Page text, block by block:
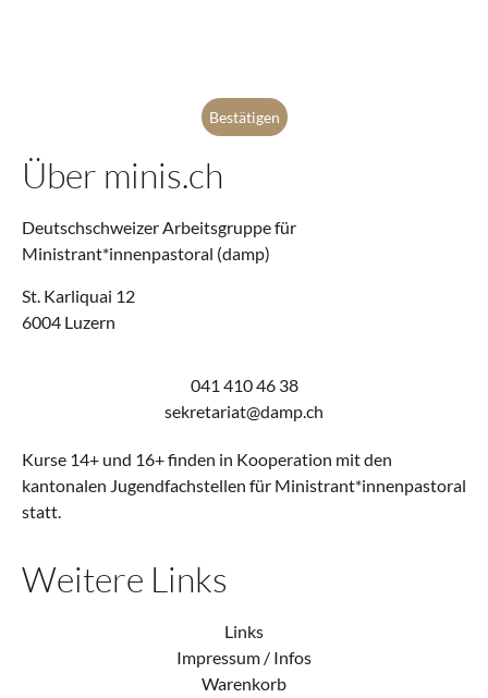
Über minis.ch
Deutschschweizer Arbeitsgruppe für
Ministrant*innenpastoral (damp)
St. Karliquai 12
6004 Luzern
041 410 46 38
hc.pmad
@tairaterkes
Kurse 14+ und 16+ finden in Kooperation mit den
kantonalen Jugendfachstellen für Ministrant*innenpastoral
statt.
Weitere Links
Links
Impressum / Infos
Warenkorb